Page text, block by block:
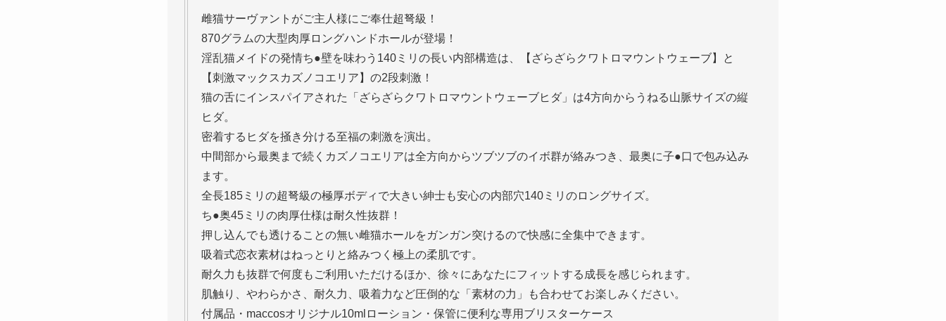
雌猫サーヴァントがご主人様にご奉仕超弩級！
870グラムの大型肉厚ロングハンドホールが登場！
淫乱猫メイドの発情ち●壁を味わう140ミリの長い内部構造は、【ざらざらクワトロマウントウェーブ】と
【刺激マックスカズノコエリア】の2段刺激！
猫の舌にインスパイアされた「ざらざらクワトロマウントウェーブヒダ」は4方向からうねる山脈サイズの縦
ヒダ。
密着するヒダを掻き分ける至福の刺激を演出。
中間部から最奥まで続くカズノコエリアは全方向からツブツブのイボ群が絡みつき、最奥に子●口で包み込み
ます。
全長185ミリの超弩級の極厚ボディで大きい紳士も安心の内部穴140ミリのロングサイズ。
ち●奥45ミリの肉厚仕様は耐久性抜群！
押し込んでも透けることの無い雌猫ホールをガンガン突けるので快感に全集中できます。
吸着式恋衣素材はねっとりと絡みつく極上の柔肌です。
耐久力も抜群で何度もご利用いただけるほか、徐々にあなたにフィットする成長を感じられます。
肌触り、やわらかさ、耐久力、吸着力など圧倒的な「素材の力」も合わせてお楽しみください。
付属品・maccosオリジナル10mlローション・保管に便利な専用ブリスターケース